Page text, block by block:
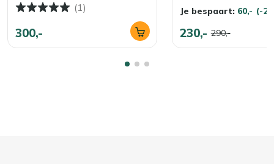
(1)
300,-
Je bespaart: 60,- (-
230,- 290,-